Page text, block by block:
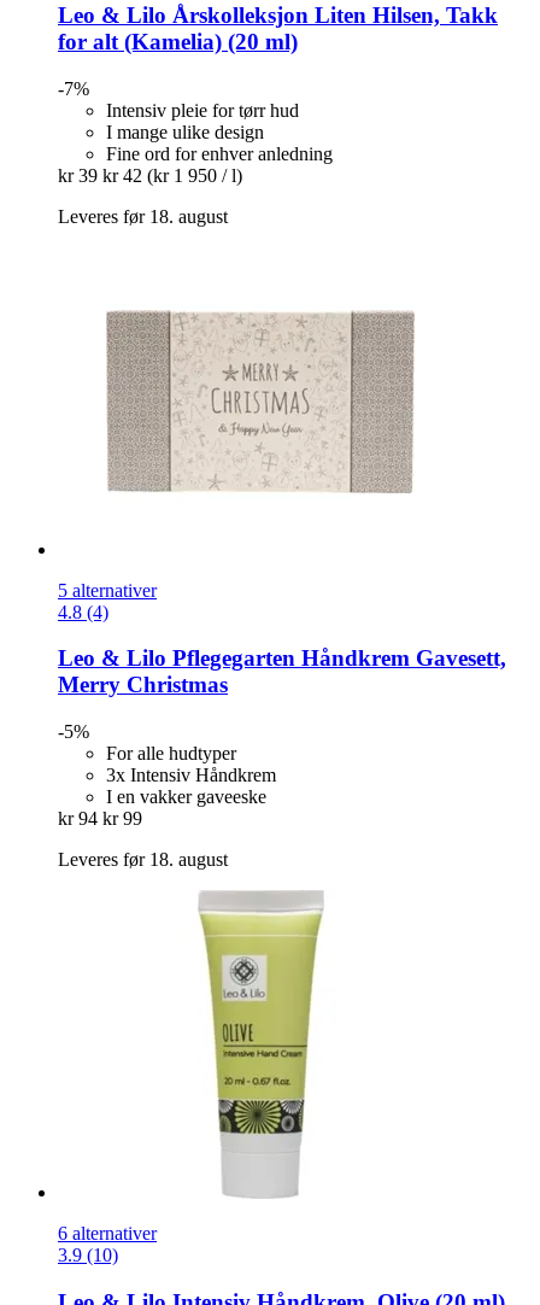
Leo & Lilo Årskolleksjon Liten Hilsen, Takk
for alt (Kamelia) (20 ml)
-7%
Intensiv pleie for tørr hud
I mange ulike design
Fine ord for enhver anledning
kr 39 kr 42 (kr 1 950 / l)
Leveres før 18. august
5 alternativer
4.8 (4)
Leo & Lilo Pflegegarten Håndkrem Gavesett,
Merry Christmas
-5%
For alle hudtyper
3x Intensiv Håndkrem
I en vakker gaveeske
kr 94 kr 99
Leveres før 18. august
6 alternativer
3.9 (10)